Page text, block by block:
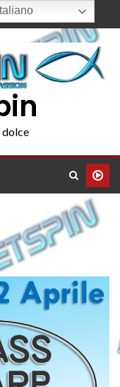
dolce
Italiano